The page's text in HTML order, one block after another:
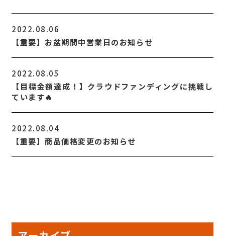
2022.08.06
【重要】お盆期間中営業日のお知らせ
2022.08.05
【目標金額達成！】クラウドファンディングに挑戦し
ています🔥
2022.08.04
【重要】商品価格変更のお知らせ